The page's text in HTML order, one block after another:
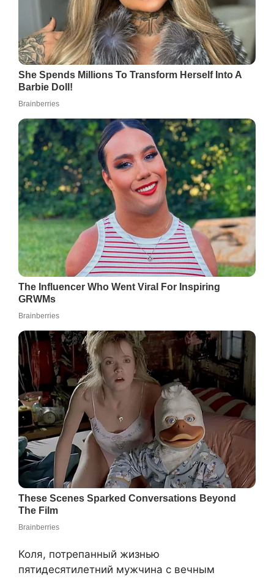
Коля, потрепанный жизнью
пятидесятилетний мужчина с вечным